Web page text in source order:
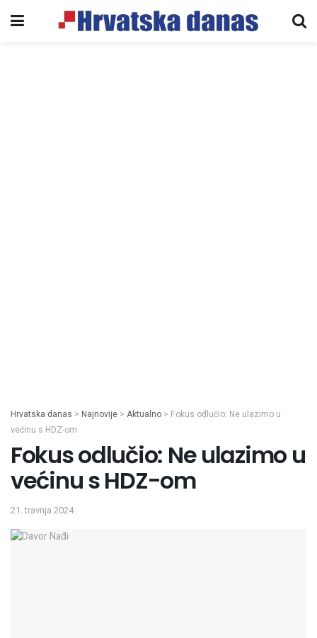
Hrvatska danas > Najnovije > Aktualno > Fokus odlučio: Ne ulazimo u
većinu s HDZ-om
Fokus odlučio: Ne ulazimo u
većinu s HDZ-om
21. travnja 2024.